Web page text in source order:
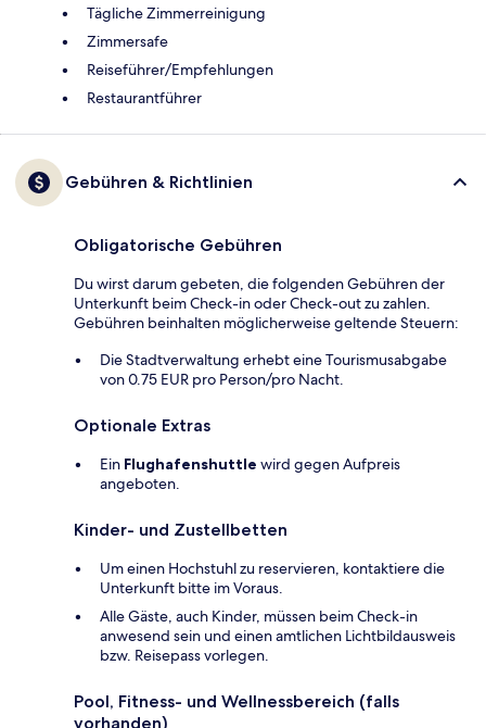
Tägliche Zimmerreinigung
Zimmersafe
Reiseführer/Empfehlungen
Restaurantführer
Gebühren & Richtlinien
Obligatorische Gebühren
Du wirst darum gebeten, die folgenden Gebühren der
Unterkunft beim Check-in oder Check-out zu zahlen.
Gebühren beinhalten möglicherweise geltende Steuern:
Die Stadtverwaltung erhebt eine Tourismusabgabe
von 0.75 EUR pro Person/pro Nacht.
Optionale Extras
Ein Flughafenshuttle wird gegen Aufpreis
angeboten.
Kinder- und Zustellbetten
Um einen Hochstuhl zu reservieren, kontaktiere die
Unterkunft bitte im Voraus.
Alle Gäste, auch Kinder, müssen beim Check-in
anwesend sein und einen amtlichen Lichtbildausweis
bzw. Reisepass vorlegen.
Pool, Fitness- und Wellnessbereich (falls
vorhanden)